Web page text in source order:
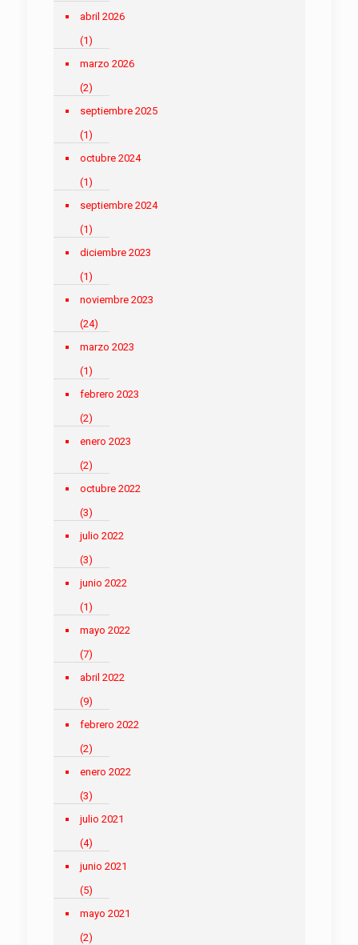
abril 2026
(1)
marzo 2026
(2)
septiembre 2025
(1)
octubre 2024
(1)
septiembre 2024
(1)
diciembre 2023
(1)
noviembre 2023
(24)
marzo 2023
(1)
febrero 2023
(2)
enero 2023
(2)
octubre 2022
(3)
julio 2022
(3)
junio 2022
(1)
mayo 2022
(7)
abril 2022
(9)
febrero 2022
(2)
enero 2022
(3)
julio 2021
(4)
junio 2021
(5)
mayo 2021
(2)